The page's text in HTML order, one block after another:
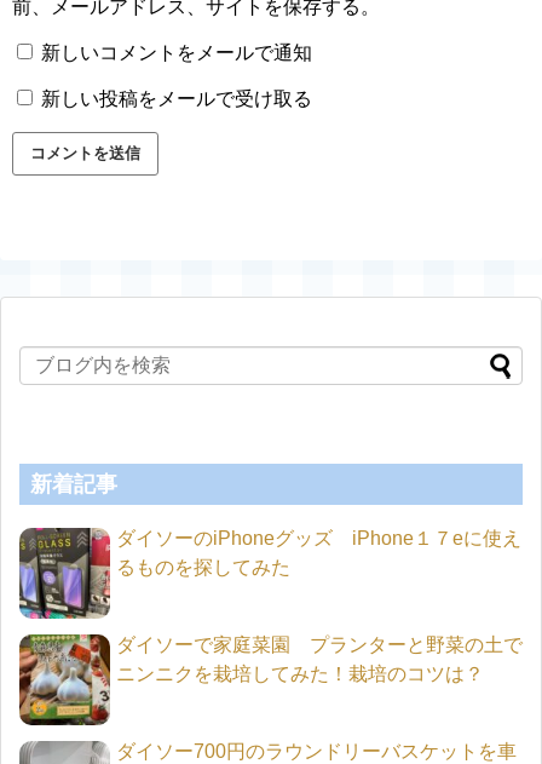
前、メールアドレス、サイトを保存する。
新しいコメントをメールで通知
新しい投稿をメールで受け取る
新着記事
ダイソーのiPhoneグッズ iPhone１７eに使え
るものを探してみた
ダイソーで家庭菜園 プランターと野菜の土で
ニンニクを栽培してみた！栽培のコツは？
ダイソー700円のラウンドリーバスケットを車